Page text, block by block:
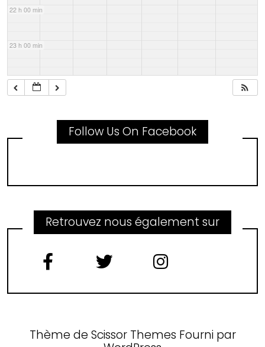
22 h 00 min
23 h 00 min
Follow Us On Facebook
Retrouvez nous également sur
Thème de Scissor Themes Fourni par